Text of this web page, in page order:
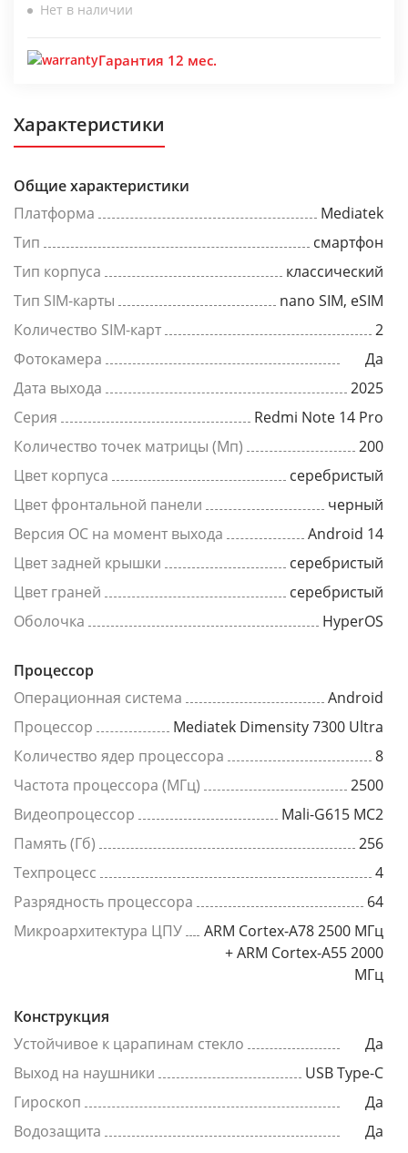
Нет в наличии
Гарантия 12 мес.
Характеристики
Общие характеристики
Платформа
Mediatek
Тип
смартфон
Тип корпуса
классический
Тип SIM-карты
nano SIM, eSIM
Количество SIM-карт
2
Фотокамера
Да
Дата выхода
2025
Серия
Redmi Note 14 Pro
Количество точек матрицы (Мп)
200
Цвет корпуса
серебристый
Цвет фронтальной панели
черный
Версия ОС на момент выхода
Android 14
Цвет задней крышки
серебристый
Цвет граней
серебристый
Оболочка
HyperOS
Процессор
Операционная система
Android
Процессор
Mediatek Dimensity 7300 Ultra
Количество ядер процессора
8
Частота процессора (МГц)
2500
Видеопроцессор
Mali-G615 MC2
Память (Гб)
256
Техпроцесс
4
Разрядность процессора
64
Микроархитектура ЦПУ
ARM Cortex-A78 2500 МГц
+ ARM Cortex-A55 2000
МГц
Конструкция
Устойчивое к царапинам стекло
Да
Выход на наушники
USB Type-C
Гироскоп
Да
Водозащита
Да